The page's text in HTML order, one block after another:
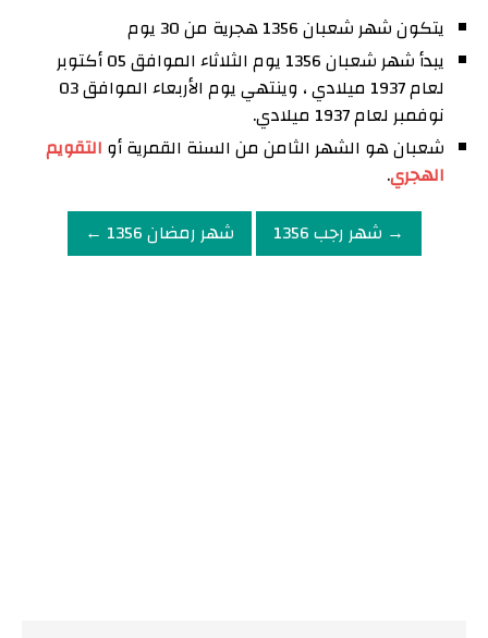
يتكون شهر شعبان 1356 هجرية من 30 يوم
يبدأ شهر شعبان 1356 يوم الثلاثاء الموافق 05 أكتوبر
لعام 1937 ميلادي ، وينتهي يوم الأربعاء الموافق 03
نوفمبر لعام 1937 ميلادي.
شعبان هو الشهر الثامن من السنة القمرية أو التقويم
الهجري.
→ شهر رجب 1356
شهر رمضان 1356 ←